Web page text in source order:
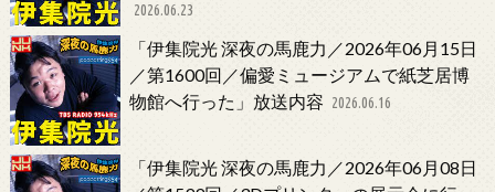
2026.06.23
「伊集院光 深夜の馬鹿力／2026年06月15日
／第1600回／偏愛ミュージアムで紙芝居博
物館へ行った」放送内容 2026.06.16
「伊集院光 深夜の馬鹿力／2026年06月08日